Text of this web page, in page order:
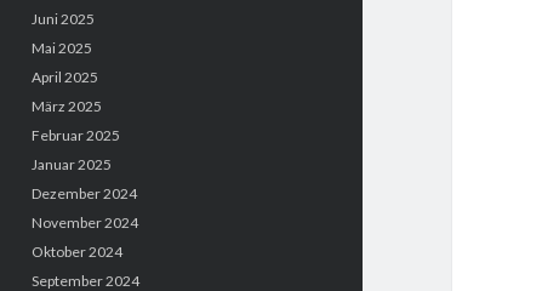
Juni 2025
Mai 2025
April 2025
März 2025
Februar 2025
Januar 2025
Dezember 2024
November 2024
Oktober 2024
September 2024